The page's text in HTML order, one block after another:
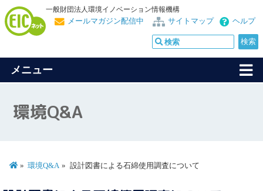
一般財団法人環境イノベーション情報機構
ヘルプ
サイトマップ
メールマガジン配信中
メニュー
環境Q&A
環境Q&A 設計図書による石綿使用調査について